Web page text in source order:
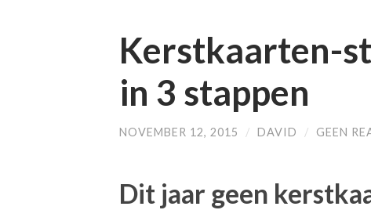
Kerstkaarten-
in 3 stappen
NOVEMBER 12, 2015 / DAVID / GEEN
Dit jaar geen